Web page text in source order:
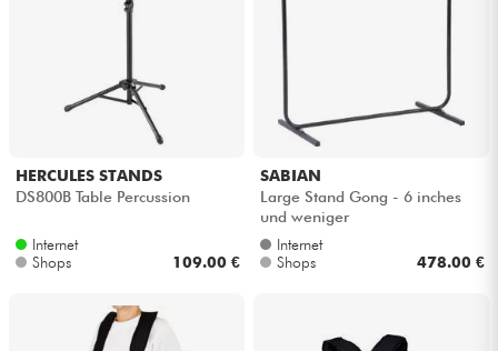
HERCULES STANDS
DS800B Table Percussion
Internet
Shops
109.00 €
SABIAN
Large Stand Gong - 6 inches
und weniger
Internet
Shops
478.00 €